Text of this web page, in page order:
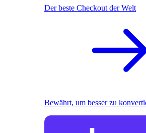
Der beste Checkout der Welt
Bewährt, um besser zu